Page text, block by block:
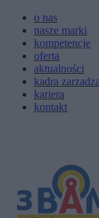
o nas
nasze marki
kompetencje
oferta
aktualności
kadra
kariera
kontakt